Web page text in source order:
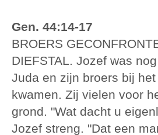
Gen. 44:14-17
BROERS
DIEFSTAL. Jozef was
Juda en zijn broers bij
kwamen. Zij vielen voor
grond. "Wat dacht u
Jozef streng. "Dat een